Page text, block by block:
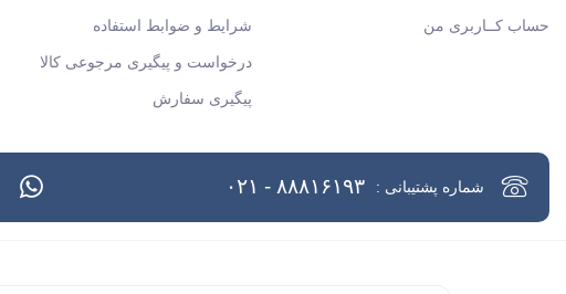
حساب کــاربری من شرایط و ضوابط استفاده
درخواست و پیگیری مرجوعی کالا
پیگیری سفارش
شماره پشتیبانی : ۸۸۸۱۶۱۹۳ - ۰۲۱